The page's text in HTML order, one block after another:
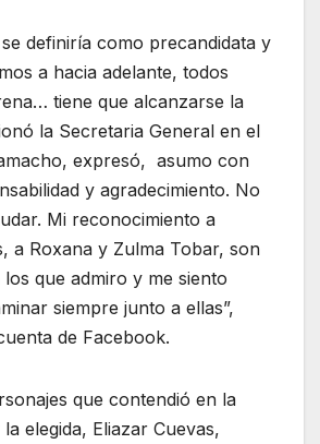
definiría como precandidata y
a hacia adelante, todos
tiene que alcanzarse la
la Secretaria General en el
expresó, asumo con
y agradecimiento. No
Mi reconocimiento a
a Roxana y Zulma Tobar, son
que admiro y me siento
siempre junto a ellas”,
de Facebook.
que contendió en la
elegida, Eliazar Cuevas,